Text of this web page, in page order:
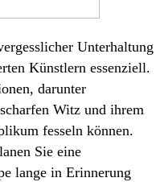
Unterhaltung
Künstlern essenziell.
darunter
Witz und ihrem
fesseln können.
Sie eine
lange in Erinnerung